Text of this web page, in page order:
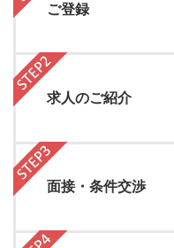
ご登録
求人のご紹介
面接・条件交渉